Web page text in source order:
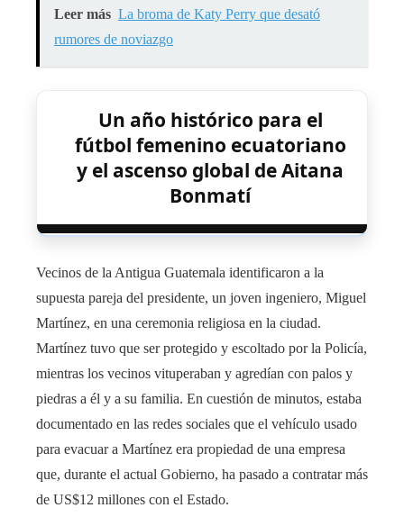
Leer más La broma de Katy Perry que desató
rumores de noviazgo
Un año histórico para el
fútbol femenino ecuatoriano
y el ascenso global de Aitana
Bonmatí
Vecinos de la Antigua Guatemala identificaron a la
supuesta pareja del presidente, un joven ingeniero, Miguel
Martínez, en una ceremonia religiosa en la ciudad.
Martínez tuvo que ser protegido y escoltado por la Policía,
mientras los vecinos vituperaban y agredían con palos y
piedras a él y a su familia. En cuestión de minutos, estaba
documentado en las redes sociales que el vehículo usado
para evacuar a Martínez era propiedad de una empresa
que, durante el actual Gobierno, ha pasado a contratar más
de US$12 millones con el Estado.